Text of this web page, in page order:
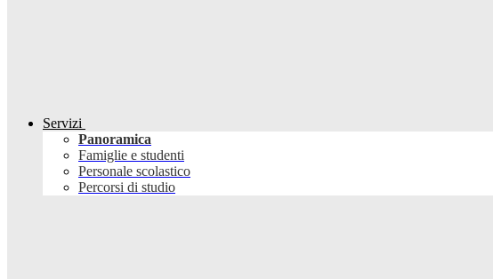
Servizi
Panoramica
Famiglie e studenti
Personale scolastico
Percorsi di studio